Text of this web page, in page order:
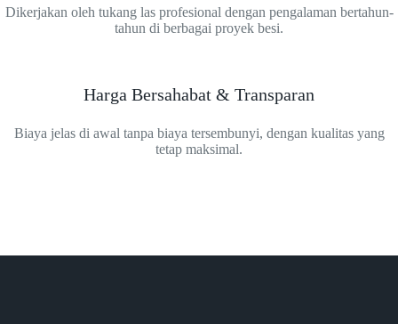
Dikerjakan oleh tukang las profesional dengan pengalaman bertahun-
tahun di berbagai proyek besi.
Harga Bersahabat & Transparan
Biaya jelas di awal tanpa biaya tersembunyi, dengan kualitas yang
tetap maksimal.